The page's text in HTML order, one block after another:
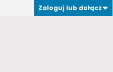
Zaloguj lub dołącz